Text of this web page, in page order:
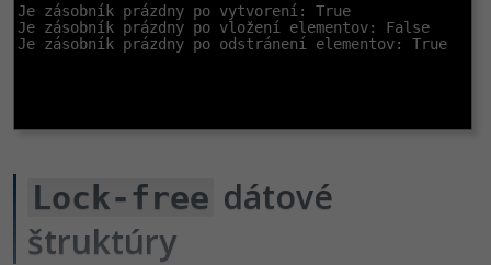
Swift -80%
Céčko
VB.NET
SQL
Je zásobník prázdny po vytvorení: True
Je zásobník prázdny po vložení elementov: False
Je zásobník prázdny po odstránení elementov: True
Lock-free dátové
štruktúry